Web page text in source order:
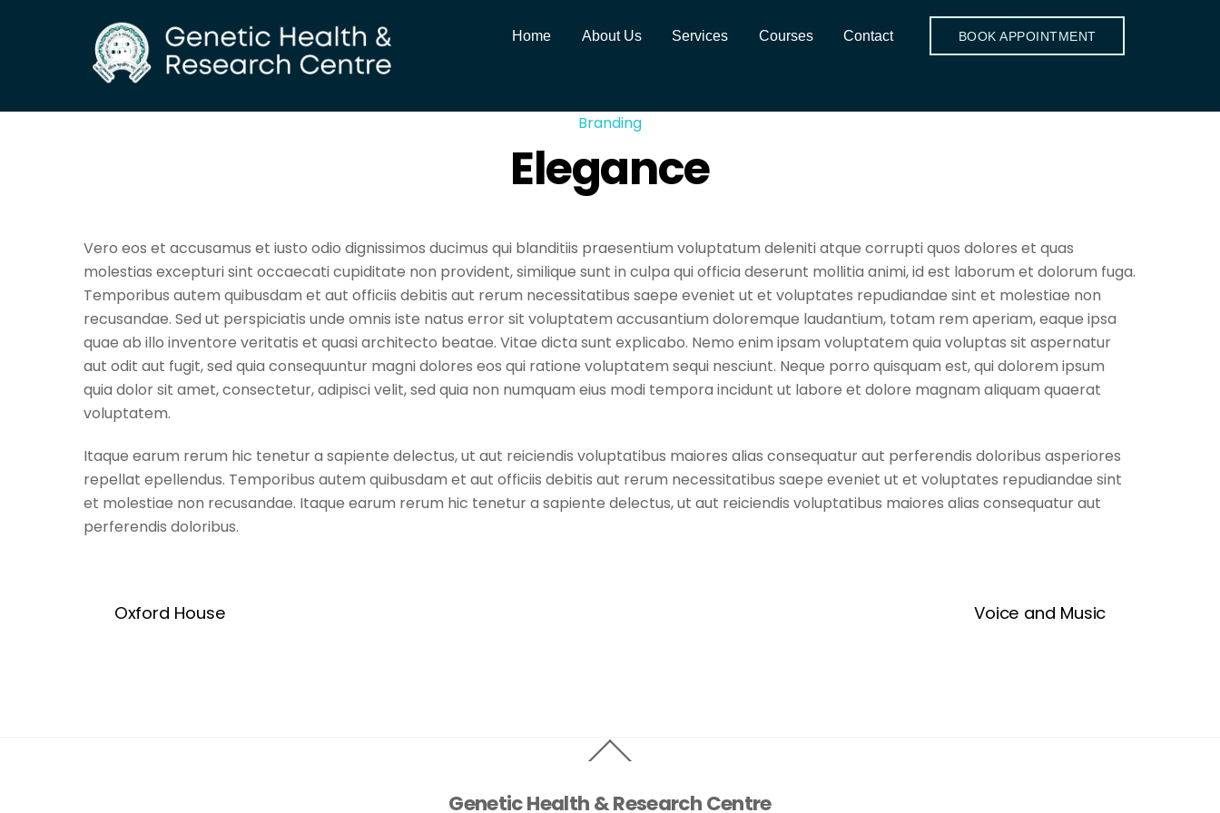
Home About Us Services Courses Contact BOOK APPOINTMENT
Branding
Elegance
Vero eos et accusamus et iusto odio dignissimos ducimus qui blanditiis praesentium voluptatum deleniti atque corrupti quos dolores et quas
molestias excepturi sint occaecati cupiditate non provident, similique sunt in culpa qui officia deserunt mollitia animi, id est laborum et dolorum fuga.
Temporibus autem quibusdam et aut officiis debitis aut rerum necessitatibus saepe eveniet ut et voluptates repudiandae sint et molestiae non
recusandae. Sed ut perspiciatis unde omnis iste natus error sit voluptatem accusantium doloremque laudantium, totam rem aperiam, eaque ipsa
quae ab illo inventore veritatis et quasi architecto beatae. Vitae dicta sunt explicabo. Nemo enim ipsam voluptatem quia voluptas sit aspernatur
aut odit aut fugit, sed quia consequuntur magni dolores eos qui ratione voluptatem sequi nesciunt. Neque porro quisquam est, qui dolorem ipsum
quia dolor sit amet, consectetur, adipisci velit, sed quia non numquam eius modi tempora incidunt ut labore et dolore magnam aliquam quaerat
voluptatem.
Itaque earum rerum hic tenetur a sapiente delectus, ut aut reiciendis voluptatibus maiores alias consequatur aut perferendis doloribus asperiores
repellat epellendus. Temporibus autem quibusdam et aut officiis debitis aut rerum necessitatibus saepe eveniet ut et voluptates repudiandae sint
et molestiae non recusandae. Itaque earum rerum hic tenetur a sapiente delectus, ut aut reiciendis voluptatibus maiores alias consequatur aut
perferendis doloribus.
Oxford House Voice and Music
To
Genetic Health & Research Centre